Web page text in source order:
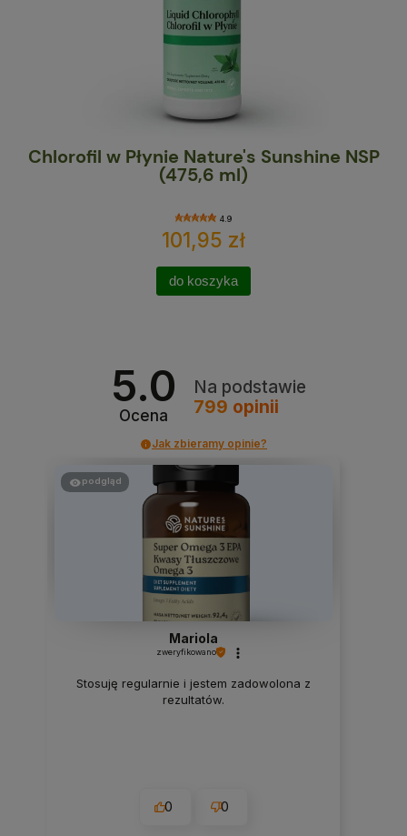
Chlorofil w Płynie Nature's Sunshine NSP
(475,6 ml)
4.9
101,95 zł
do koszyka
5.0
Ocena
Na podstawie
799 opinii
Jak zbieramy opinie?
podgląd
Mariola
zweryfikowano
Stosuję regularnie i jestem zadowolona z
rezultatów.
0 0